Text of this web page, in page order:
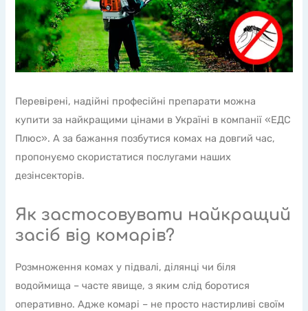
Перевірені, надійні професійні препарати можна
купити за найкращими цінами в Україні в компанії «ЕДС
Плюс». А за бажання позбутися комах на довгий час,
пропонуємо скористатися послугами наших
дезінсекторів.
Як застосовувати найкращий
засіб від комарів?
Розмноження комах у підвалі, ділянці чи біля
водоймища – часте явище, з яким слід боротися
оперативно. Адже комарі – не просто настирливі своїм